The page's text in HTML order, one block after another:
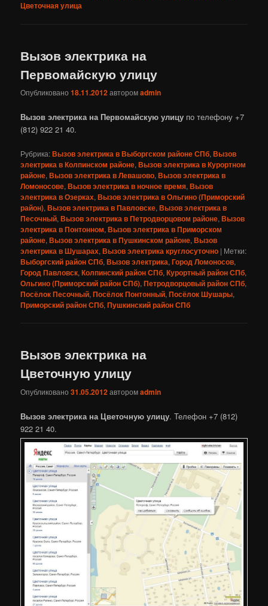
Цветочная улица
Вызов электрика на
Первомайскую улицу
Опубликовано18.11.2012авторомadmin
Вызов электрика на Первомайскую улицу по телефону +7
(812) 922 21 40.
Рубрика:Вызов электрика в Выборгском районе СПб,Вызов
электрика в Колпинском районе,Вызов электрика в Курортном
районе,Вызов электрика в Левашово,Вызов электрика в
Ломоносове,Вызов электрика в ночное время,Вызов
электрика в Озерках,Вызов электрика в Ольгино (Приморский
район),Вызов электрика в Павловске,Вызов электрика в
Песочный,Вызов электрика в Петродворцовом районе,Вызов
электрика в Понтонном,Вызов электрика в Приморском
районе,Вызов электрика в Пушкинском районе,Вызов
электрика в Шушарах,Вызов электрика круглосуточно | Метки:
Выборгский район СПб,Вызов электрика,Город Ломоносов,
Город Павловск,Колпинский район СПб,Курортный район СПб,
Ольгино (Приморский район СПб),Петродворцовый район СПб,
Посёлок Песочный,Посёлок Понтонный,Посёлок Шушары,
Приморский район СПб,Пушкинский район СПб
Вызов электрика на
Цветочную улицу
Опубликовано31.05.2012авторомadmin
Вызов электрика на Цветочную улицу. Телефон +7 (812)
922 21 40.